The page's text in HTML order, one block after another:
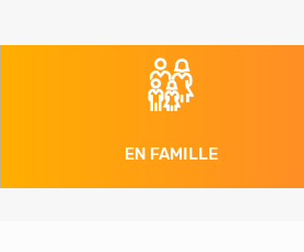
EN FAMILLE